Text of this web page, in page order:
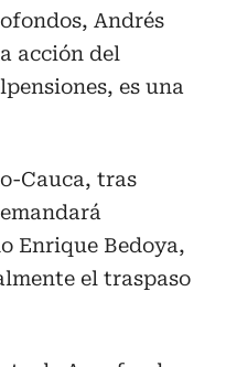
Andrés
acción del
es una
Cauca, tras
Enrique Bedoya,
el traspaso